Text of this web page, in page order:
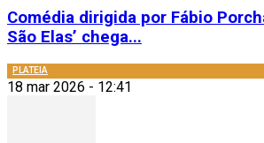
Comédia dirigida por Fábio
São Elas’ chega...
PLATEIA
18 mar 2026 - 12:41